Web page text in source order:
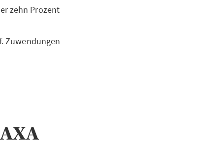
zehn Prozent
Zuwendungen